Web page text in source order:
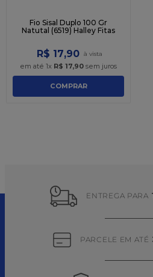
Fio Sisal Duplo 100 Gr
Natutal (6519) Halley Fitas
R$ 17,90
em até 1x R$ 17,90 sem juros
COMPRAR
ENTREGA PARA
PARCELE EM ATÉ